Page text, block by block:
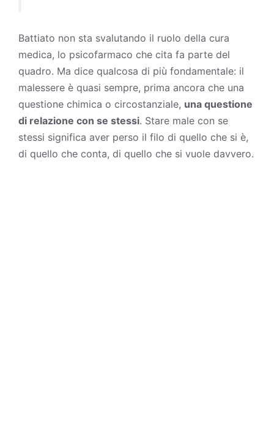
Battiato non sta svalutando il ruolo della cura
medica, lo psicofarmaco che cita fa parte del
quadro. Ma dice qualcosa di più fondamentale: il
malessere è quasi sempre, prima ancora che una
questione chimica o circostanziale, una questione
di relazione con se stessi. Stare male con se
stessi significa aver perso il filo di quello che si è,
di quello che conta, di quello che si vuole davvero.